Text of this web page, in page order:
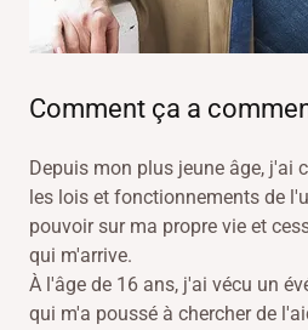
Comment ça a
Depuis mon plus jeune âge, j'ai
les lois et fonctionnements de
pouvoir sur ma propre vie et
qui m'arrive.
À l'âge de 16 ans, j'ai vécu un
qui m'a poussé à chercher de